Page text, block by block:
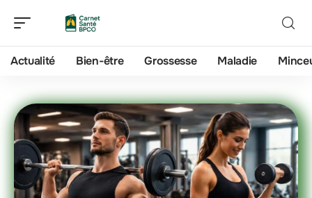
Actualité Bien-être Grossesse Maladie